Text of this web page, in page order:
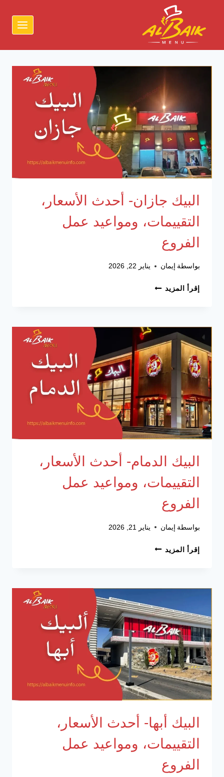
المحتوى
البيك جازان- أحدث الأسعار،
التقييمات، ومواعيد عمل
الفروع
بواسطة إيمان يناير 22, 2026
إقرأ المزيد البيك
التقييمات،
ومواعيد
عمل
الفروع
البيك الدمام- أحدث الأسعار،
التقييمات، ومواعيد عمل
الفروع
بواسطة إيمان يناير 21, 2026
إقرأ المزيد البيك
ومواعيد
عمل
الفروع
البيك أبها- أحدث الأسعار،
التقييمات، ومواعيد عمل
الفروع